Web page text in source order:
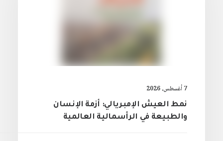
7 أغسطس، 2026
نمط العيش الإمبريالي: أزمة الإنسان
والطبيعة في الرأسمالية العالمية